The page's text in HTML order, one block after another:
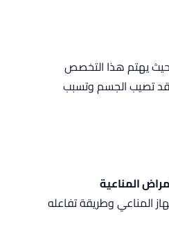
يهتم هذا التخصص
قد تصيب الجسم وتسبب
المناعية
المناعي وطريقة تفاعله